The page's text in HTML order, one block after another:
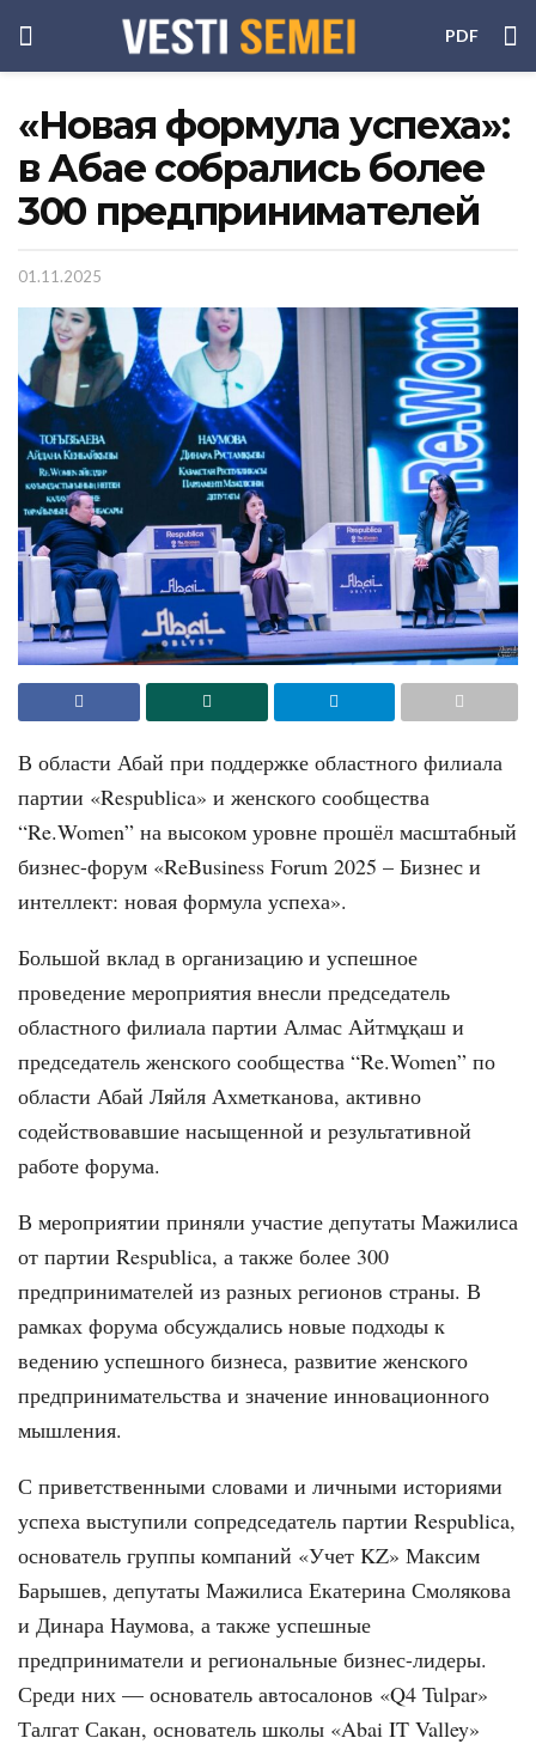
PDF
«Новая формула успеха»:
в Абае собрались более
300 предпринимателей
01.11.2025
В области Абай при поддержке областного филиала
партии «Respublica» и женского сообщества
“Re.Women” на высоком уровне прошёл масштабный
бизнес-форум «ReBusiness Forum 2025 – Бизнес и
интеллект: новая формула успеха».
Большой вклад в организацию и успешное
проведение мероприятия внесли председатель
областного филиала партии Алмас Айтмұқаш и
председатель женского сообщества “Re.Women” по
области Абай Ляйля Ахметканова, активно
содействовавшие насыщенной и результативной
работе форума.
В мероприятии приняли участие депутаты Мажилиса
от партии Respublica, а также более 300
предпринимателей из разных регионов страны. В
рамках форума обсуждались новые подходы к
ведению успешного бизнеса, развитие женского
предпринимательства и значение инновационного
мышления.
С приветственными словами и личными историями
успеха выступили сопредседатель партии Respublica,
основатель группы компаний «Учет KZ» Максим
Барышев, депутаты Мажилиса Екатерина Смолякова
и Динара Наумова, а также успешные
предприниматели и региональные бизнес-лидеры.
Среди них — основатель автосалонов «Q4 Tulpar»
Талгат Сакан, основатель школы «Abai IT Valley»